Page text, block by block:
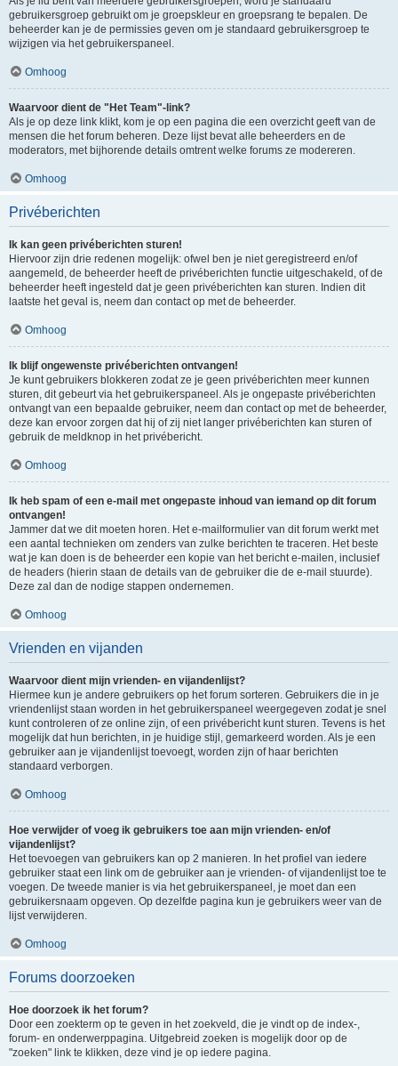
gebruikersgroep gebruikt om je groepskleur en groepsrang te bepalen. De
beheerder kan je de permissies geven om je standaard gebruikersgroep te
wijzigen via het gebruikerspaneel.
Omhoog
Waarvoor dient de "Het Team"-link?
Als je op deze link klikt, kom je op een pagina die een overzicht geeft van de
mensen die het forum beheren. Deze lijst bevat alle beheerders en de
moderators, met bijhorende details omtrent welke forums ze modereren.
Omhoog
Privéberichten
Ik kan geen privéberichten sturen!
Hiervoor zijn drie redenen mogelijk: ofwel ben je niet geregistreerd en/of
aangemeld, de beheerder heeft de privéberichten functie uitgeschakeld, of de
beheerder heeft ingesteld dat je geen privéberichten kan sturen. Indien dit
laatste het geval is, neem dan contact op met de beheerder.
Omhoog
Ik blijf ongewenste privéberichten ontvangen!
Je kunt gebruikers blokkeren zodat ze je geen privéberichten meer kunnen
sturen, dit gebeurt via het gebruikerspaneel. Als je ongepaste privéberichten
ontvangt van een bepaalde gebruiker, neem dan contact op met de beheerder,
deze kan ervoor zorgen dat hij of zij niet langer privéberichten kan sturen of
gebruik de meldknop in het privébericht.
Omhoog
Ik heb spam of een e-mail met ongepaste inhoud van iemand op dit forum
ontvangen!
Jammer dat we dit moeten horen. Het e-mailformulier van dit forum werkt met
een aantal technieken om zenders van zulke berichten te traceren. Het beste
wat je kan doen is de beheerder een kopie van het bericht e-mailen, inclusief
de headers (hierin staan de details van de gebruiker die de e-mail stuurde).
Deze zal dan de nodige stappen ondernemen.
Omhoog
Vrienden en vijanden
Waarvoor dient mijn vrienden- en vijandenlijst?
Hiermee kun je andere gebruikers op het forum sorteren. Gebruikers die in je
vriendenlijst staan worden in het gebruikerspaneel weergegeven zodat je snel
kunt controleren of ze online zijn, of een privébericht kunt sturen. Tevens is het
mogelijk dat hun berichten, in je huidige stijl, gemarkeerd worden. Als je een
gebruiker aan je vijandenlijst toevoegt, worden zijn of haar berichten
standaard verborgen.
Omhoog
Hoe verwijder of voeg ik gebruikers toe aan mijn vrienden- en/of
vijandenlijst?
Het toevoegen van gebruikers kan op 2 manieren. In het profiel van iedere
gebruiker staat een link om de gebruiker aan je vrienden- of vijandenlijst toe te
voegen. De tweede manier is via het gebruikerspaneel, je moet dan een
gebruikersnaam opgeven. Op dezelfde pagina kun je gebruikers weer van de
lijst verwijderen.
Omhoog
Forums doorzoeken
Hoe doorzoek ik het forum?
Door een zoekterm op te geven in het zoekveld, die je vindt op de index-,
forum- en onderwerppagina. Uitgebreid zoeken is mogelijk door op de
"zoeken" link te klikken, deze vind je op iedere pagina.